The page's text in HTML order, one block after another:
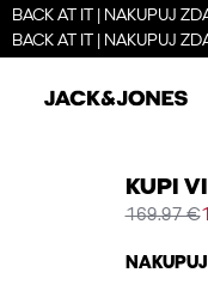
BACK AT IT | NAKUPUJ
BACK AT IT | NAKUPUJ
KUPI
169.97 €